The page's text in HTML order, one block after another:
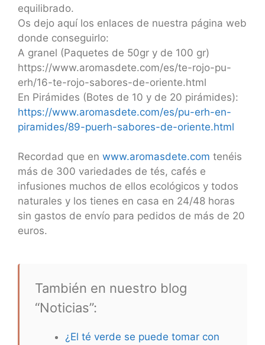
equilibrado.
Os dejo aquí los enlaces de nuestra página web
donde conseguirlo:
A granel (Paquetes de 50gr y de 100 gr)
https://www.aromasdete.com/es/te-rojo-pu-
erh/16-te-rojo-sabores-de-oriente.html
En Pirámides (Botes de 10 y de 20 pirámides):
https://www.aromasdete.com/es/pu-erh-en-
piramides/89-puerh-sabores-de-oriente.html
Recordad que en www.aromasdete.com tenéis
más de 300 variedades de tés, cafés e
infusiones muchos de ellos ecológicos y todos
naturales y los tienes en casa en 24/48 horas
sin gastos de envío para pedidos de más de 20
euros.
También en nuestro blog
“Noticias”:
¿El té verde se puede tomar con